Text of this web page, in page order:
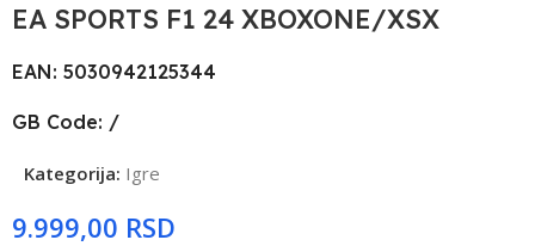
EA SPORTS F1 24 XBOXONE/XSX
EAN: 5030942125344
GB Code: /
Kategorija: Igre
RSD